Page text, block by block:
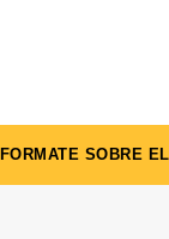
SOBRE